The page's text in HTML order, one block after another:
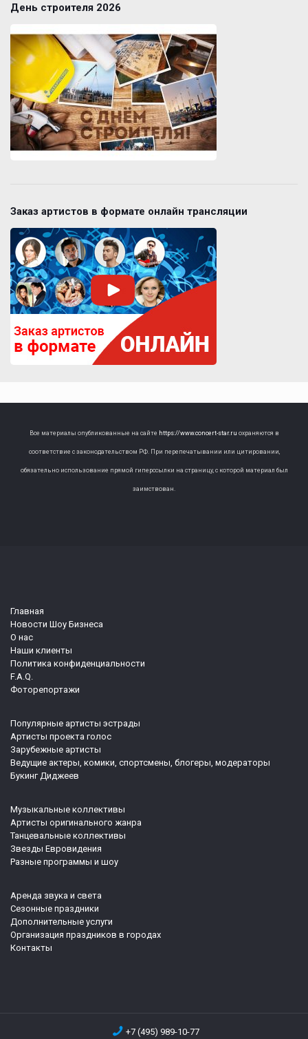
День строителя 2026
Заказ артистов в формате онлайн трансляции
Все материалы опубликованные на сайте https://www.concert-star.ru охраняются в
соответствие с законодательством РФ. При перепечатывании или цитировании,
обязательно использование прямой гиперссылки на страницу, с которой материал был
заимствован.
Главная
Новости Шоу Бизнеса
О нас
Наши клиенты
Политика конфиденциальности
F.A.Q.
Фоторепортажи
Популярные артисты эстрады
Артисты проекта голос
Зарубежные артисты
Ведущие актеры, комики, спортсмены, блогеры, модераторы
Букинг Диджеев
Музыкальные коллективы
Артисты оригинального жанра
Танцевальные коллективы
Звезды Евровидения
Разные программы и шоу
Аренда звука и света
Сезонные праздники
Дополнительные услуги
Организация праздников в городах
Контакты
+7 (495) 989-10-77